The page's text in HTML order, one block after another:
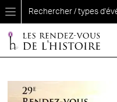
Aller au contenu principal